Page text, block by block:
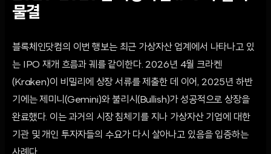
물결
블록체인닷컴의 이번 행보는 최근 가상자산 업계에서 나타나고 있
는 IPO 재개 흐름과 궤를 같이한다. 2026년 4월 크라켄
(Kraken)이 비밀리에 상장 서류를 제출한 데 이어, 2025년 하반
기에는 제미니(Gemini)와 불리시(Bullish)가 성공적으로 상장을
완료했다. 이는 과거의 시장 침체기를 지나 가상자산 기업에 대한
기관 및 개인 투자자들의 수요가 다시 살아나고 있음을 입증하는